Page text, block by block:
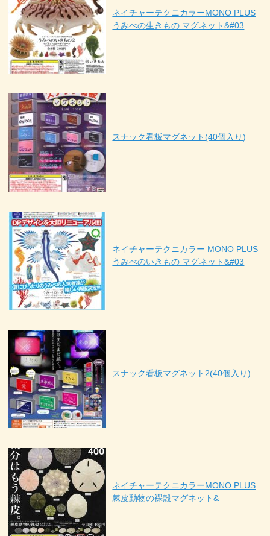
ネイチャーテクニカラーMONO PLUS
うみべの生きもの マグネット&#03
スナック看板マグネット(40個入り)
ネイチャーテクニカラー MONO PLUS
うみべのいきもの マグネット&#03
スナック看板マグネット2(40個入り)
ネイチャーテクニカラーMONO PLUS
棘皮動物の裸殻マグネット&